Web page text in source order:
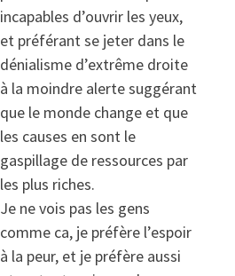
incapables d’ouvrir les yeux,
et préférant se jeter dans le
dénialisme d’extrême droite
à la moindre alerte suggérant
que le monde change et que
les causes en sont le
gaspillage de ressources par
les plus riches.
Je ne vois pas les gens
comme ca, je préfère l’espoir
à la peur, et je préfère aussi